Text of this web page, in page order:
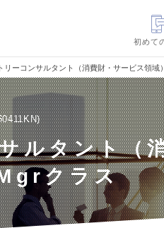
初めて
リーコンサルタント（消費財・サービス領域
ルタント（
クラス